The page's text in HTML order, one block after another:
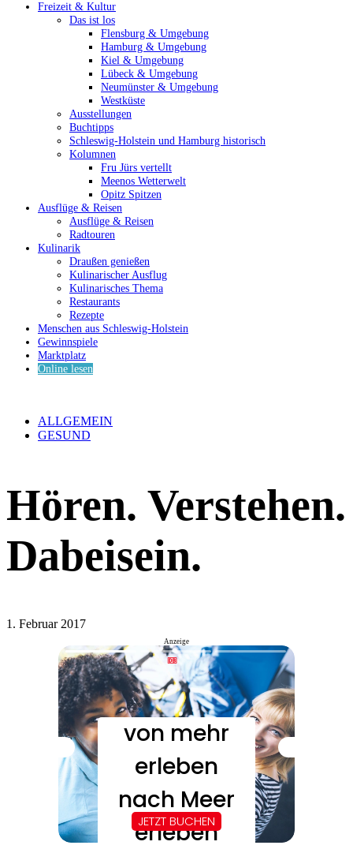
Freizeit & Kultur
Das ist los
Flensburg & Umgebung
Hamburg & Umgebung
Kiel & Umgebung
Lübeck & Umgebung
Neumünster & Umgebung
Westküste
Ausstellungen
Buchtipps
Schleswig-Holstein und Hamburg historisch
Kolumnen
Fru Jürs vertellt
Meenos Wetterwelt
Opitz Spitzen
Ausflüge & Reisen
Ausflüge & Reisen
Radtouren
Kulinarik
Draußen genießen
Kulinarischer Ausflug
Kulinarisches Thema
Restaurants
Rezepte
Menschen aus Schleswig-Holstein
Gewinnspiele
Marktplatz
Online lesen
ALLGEMEIN
GESUND
Hören. Verstehen.
Dabeisein.
1. Februar 2017
Anzeige